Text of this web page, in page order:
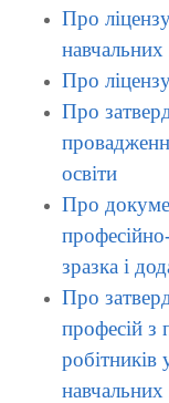
Про
навчальних
Про
Про
освіти
Про
зразка і
Про
професій з
робітників
навчальних